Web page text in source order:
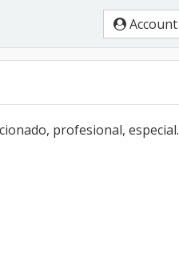
Account
profesional, especial.